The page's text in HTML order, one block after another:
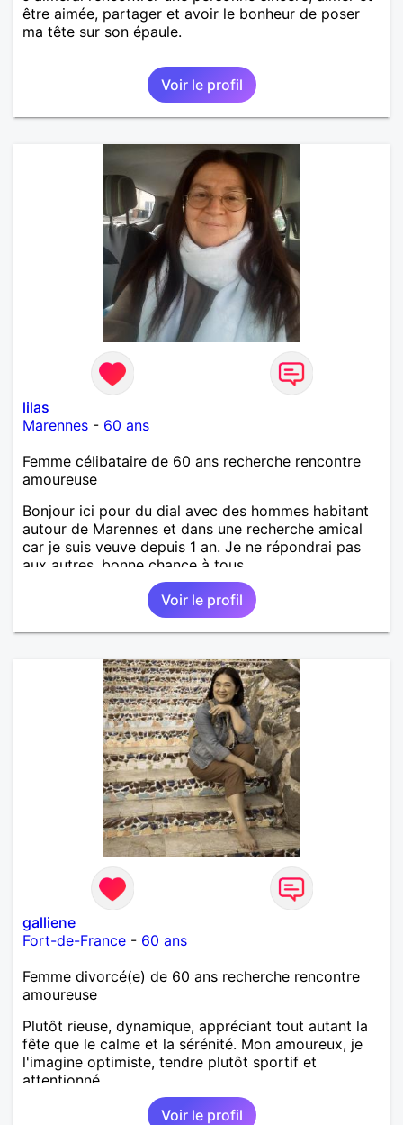
être aimée, partager et avoir le bonheur de poser
ma tête sur son épaule.
Voir le profil
lilas
Marennes - 60 ans
Femme célibataire de 60 ans recherche rencontre
amoureuse
Bonjour ici pour du dial avec des hommes habitant
autour de Marennes et dans une recherche amical
car je suis veuve depuis 1 an. Je ne répondrai pas
aux autres, bonne chance à tous.
Voir le profil
galliene
Fort-de-France - 60 ans
Femme divorcé(e) de 60 ans recherche rencontre
amoureuse
Plutôt rieuse, dynamique, appréciant tout autant la
fête que le calme et la sérénité. Mon amoureux, je
l'imagine optimiste, tendre plutôt sportif et
attentionné.
Voir le profil